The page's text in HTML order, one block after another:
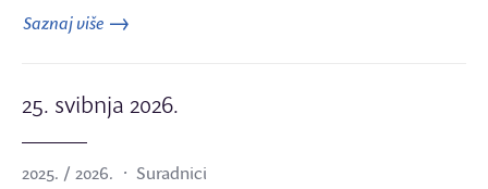
Saznaj više
25. svibnja 2026.
2025. / 2026. Suradnici